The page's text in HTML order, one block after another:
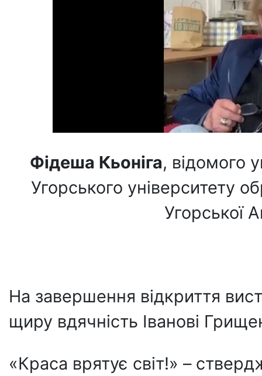
Фідеша Кьоніга, відомого
Угорського університету
Угорської
На завершення відкриття
щиру вдячність Іванові
«Краса врятує світ!» –